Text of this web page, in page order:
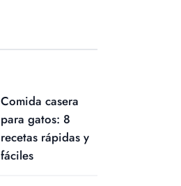
Comida casera
para gatos: 8
recetas rápidas y
fáciles